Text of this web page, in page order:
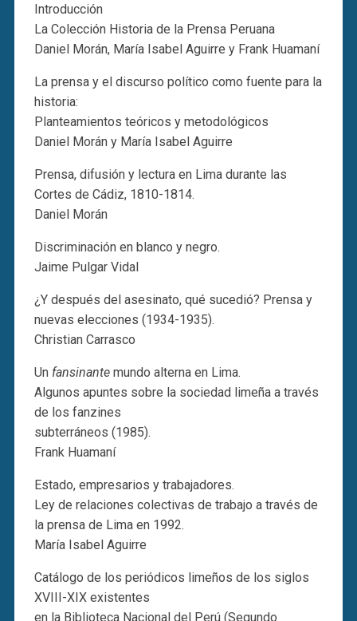
Introducción
La Colección Historia de la Prensa Peruana
Daniel Morán, María Isabel Aguirre y Frank Huamaní
La prensa y el discurso político como fuente para la
historia:
Planteamientos teóricos y metodológicos
Daniel Morán y María Isabel Aguirre
Prensa, difusión y lectura en Lima durante las
Cortes de Cádiz, 1810-1814.
Daniel Morán
Discriminación en blanco y negro.
Jaime Pulgar Vidal
¿Y después del asesinato, qué sucedió? Prensa y
nuevas elecciones (1934-1935).
Christian Carrasco
Un fansinante mundo alterna en Lima.
Algunos apuntes sobre la sociedad limeña a través
de los fanzines
subterráneos (1985).
Frank Huamaní
Estado, empresarios y trabajadores.
Ley de relaciones colectivas de trabajo a través de
la prensa de Lima en 1992.
María Isabel Aguirre
Catálogo de los periódicos limeños de los siglos
XVIII-XIX existentes
en la Biblioteca Nacional del Perú (Segundo